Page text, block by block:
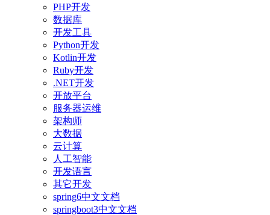
PHP开发
数据库
开发工具
Python开发
Kotlin开发
Ruby开发
.NET开发
开放平台
服务器运维
架构师
大数据
云计算
人工智能
开发语言
其它开发
spring6中文文档
springboot3中文文档